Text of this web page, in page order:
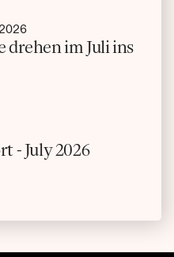
drehen im Juli ins
- July 2026